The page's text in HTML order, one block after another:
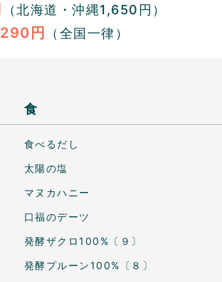
（北海道・沖縄1,650円）
290円 （全国一律）
食
食べるだし
太陽の塩
マヌカハニー
口福のデーツ
発酵ザクロ100%〔９〕
発酵プルーン100%〔８〕